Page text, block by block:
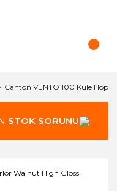
Canton VENTO 100 Kule
STOK SORUNUZ